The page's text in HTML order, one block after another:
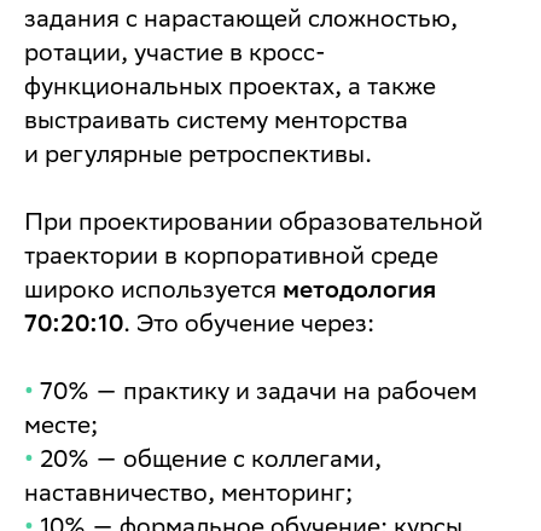
задания с нарастающей сложностью,
ротации, участие в кросс-
функциональных проектах, а также
выстраивать систему менторства
и регулярные ретроспективы.
При проектировании образовательной
траектории в корпоративной среде
широко используется методология
70:20:10. Это обучение через:
• 70% — практику и задачи на рабочем
месте;
• 20% — общение с коллегами,
наставничество, менторинг;
• 10% — формальное обучение: курсы,